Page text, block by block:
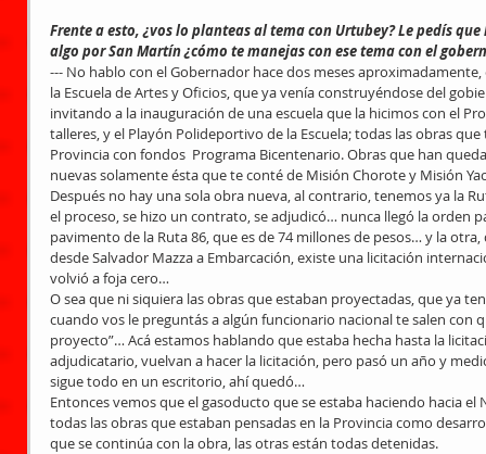
Frente a esto, ¿vos lo planteas al tema con Urtubey? Le pedís
algo por San Martín ¿cómo te manejas con ese tema con el
--- No hablo con el Gobernador hace dos meses
la Escuela de Artes y Oficios, que ya venía construyéndose del
invitando a la inauguración de una escuela que la hicimos con el
talleres, y el Playón Polideportivo de la Escuela; todas las obras
Provincia con fondos  Programa Bicentenario. Obras que han
nuevas solamente ésta que te conté de Misión Chorote y Misión
Después no hay una sola obra nueva, al contrario, tenemos ya la
el proceso, se hizo un contrato, se adjudicó… nunca llegó la orden
pavimento de la Ruta 86, que es de 74 millones de pesos… y la
desde Salvador Mazza a Embarcación, existe una licitación
volvió a foja cero…
O sea que ni siquiera las obras que estaban proyectadas, que ya
cuando vos le preguntás a algún funcionario nacional te salen con
proyecto”… Acá estamos hablando que estaba hecha hasta la
adjudicatario, vuelvan a hacer la licitación, pero pasó un año y
sigue todo en un escritorio, ahí quedó…
Entonces vemos que el gasoducto que se estaba haciendo hacia
todas las obras que estaban pensadas en la Provincia como
que se continúa con la obra, las otras están todas detenidas.